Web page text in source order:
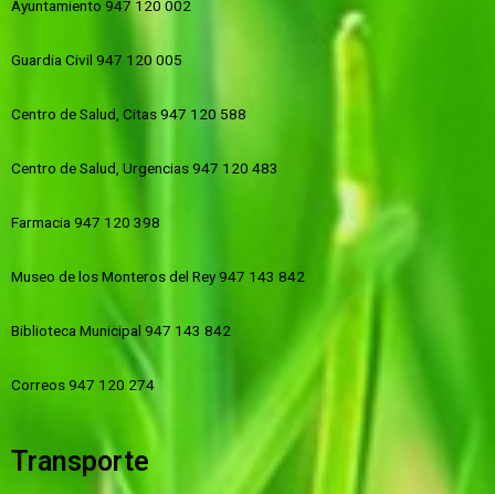
Ayuntamiento 947 120 002
Guardia Civil 947 120 005
Centro de Salud, Citas 947 120 588
Centro de Salud, Urgencias 947 120 483
Farmacia 947 120 398
Museo de los Monteros del Rey 947 143 842
Biblioteca Municipal 947 143 842
Correos 947 120 274
Transporte